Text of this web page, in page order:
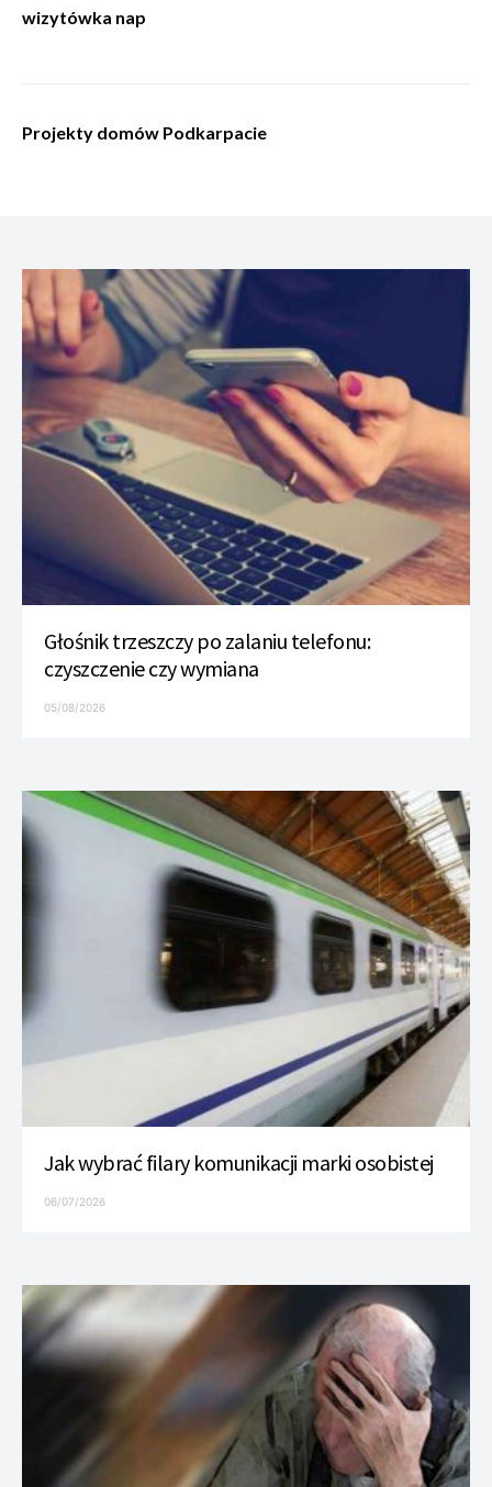
wizytówka nap
Projekty domów Podkarpacie
Głośnik trzeszczy po zalaniu telefonu:
czyszczenie czy wymiana
05/08/2026
Jak wybrać filary komunikacji marki osobistej
06/07/2026